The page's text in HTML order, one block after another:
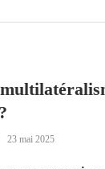
23 mai 2025